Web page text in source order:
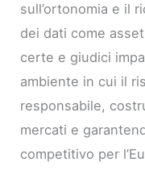
sull’ortonomia e il
dei dati come
certe e giudici
ambiente in cui il
responsabile,
mercati e
competitivo per